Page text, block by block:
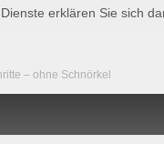
– ohne Schnörkel
erklären Sie sich